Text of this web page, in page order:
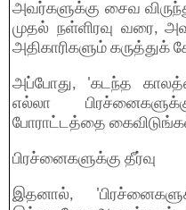
அவர்களுக்கு சைவ
முதல் நள்ளிரவு வரை,
அதிகாரிகளும் கருத்துக்
அப்போது, 'கடந்த
எல்லா
போராட்டத்தை
பிரச்னைகளுக்கு தீர்வு
இதனால்,